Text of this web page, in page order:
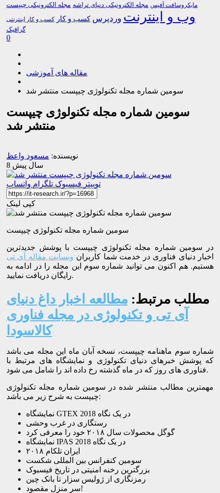
مایکروسافت آفیس مجله الکترونیکی دنیای تراشه مجله الکترونیکی چیپست
وب و اینترنت وردپرس کسب و کار کسب و کار اینترنتی
گرافیک
0
مقاله های آموزشی
سومین شماره مجله تکنولوژی چیپست منتشر شد
سومین شماره مجله تکنولوژی چیپست
منتشر شد
نویسنده: مسعود واعظ
8 سال پیش
توییتر فیسبوک تلگرام واتساپ
کپی لینک
سومین شماره مجله تکنولوژی چیپست
در سومین شماره مجله تکنولوژی چیپست با پوشش جدیدترین
اخبار دنیای فناوری در خدمت شما کاربران وبسایت مقاله آی تی
هستیم. هم اکنون می توانید شماره سوم این مجله را در ادامه به
رایگان دریافت نمایید.
مطلب مرتبط: مطالعه اخبار داغ دنیای
آی تی و تکنولوژی در مجله فناوری
کالاسودا
شماره سوم ماهنامه چیپست، نسخه آبان ماه این مجله می باشد
که پوشش خبرهای دنیای تکنولوژی و نمایشگاه های مرتبط با
فناوری های روز که در ماه گذشته رخ داده اند را شامل می شود.
مهمترین مطالب منتشر شده در سومین شماره مجله تکنولوژی
چیپست به شرح زیر می باشد:
نمایشگاه GTEX 2018 در یک نگاه
رستگاری در غرب وحشی
گوگل محصولات سال ۲۰۱۸ خود را معرفی کرد
نمایشگاه IPAS 2018 در یک نگاه
ایران تلکام ۲۰۱۸
سومین کنفرانس بین المللی شکست
بزرگترین رخنه امنیتی در تاریخ فیسبوک
رمزنگاری از ژولیس سزار تا بانک چین
سر منزل مقصود!